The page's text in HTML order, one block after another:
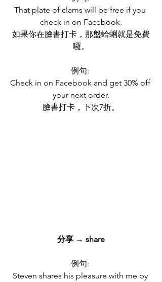
That plate of clams will be free if you
check in on Facebook.
如果你在臉書打卡，那盤蛤蜊就是免費
囉。
例句:
Check in on Facebook and get 30% off
your next order.
臉書打卡，下次7折。
分享 → share
例句:
Steven shares his pleasure with me by